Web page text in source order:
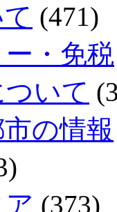
(471)
・免税
いて
の情報
(373)